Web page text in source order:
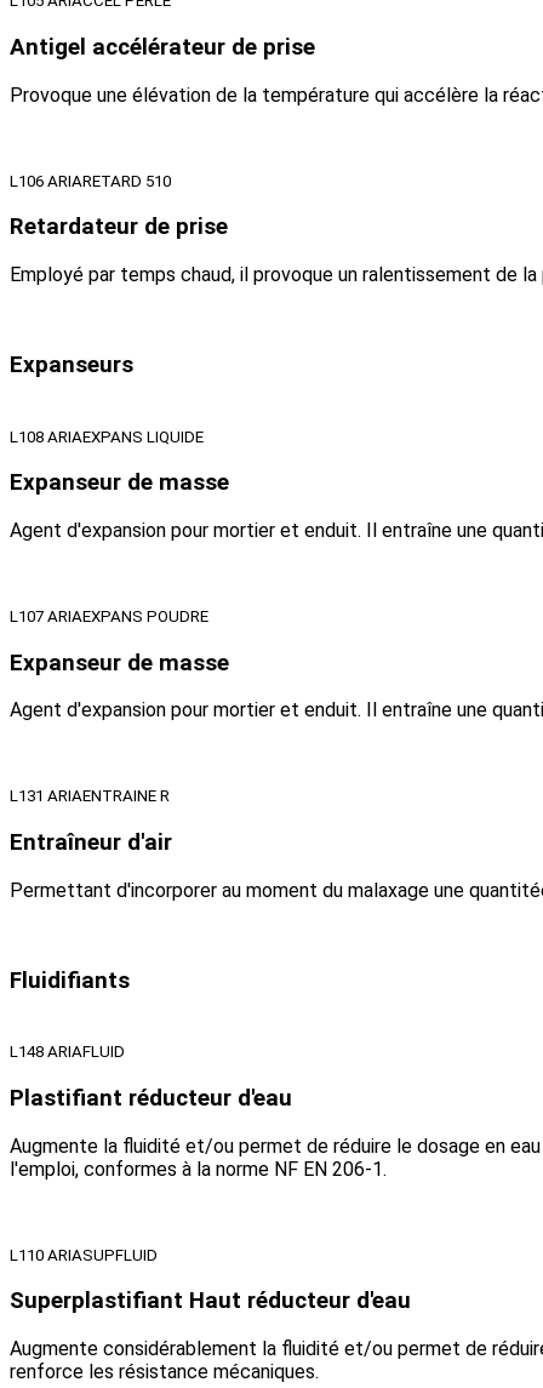
Antigel accélérateur de prise
Provoque une élévation de la température qui accélère la
L106 ARIARETARD 510
Retardateur de prise
Employé par temps chaud, il provoque un ralentissement de
Expanseurs
L108 ARIAEXPANS LIQUIDE
Expanseur de masse
Agent d'expansion pour mortier et enduit. Il entraîne une
L107 ARIAEXPANS POUDRE
Expanseur de masse
Agent d'expansion pour mortier et enduit. Il entraîne une
L131 ARIAENTRAINE R
Entraîneur d'air
Permettant d'incorporer au moment du malaxage une
Fluidifiants
L148 ARIAFLUID
Plastifiant réducteur d'eau
Augmente la fluidité et/ou permet de réduire le dosage en
l'emploi, conformes à la norme NF EN 206-1.
L110 ARIASUPFLUID
Superplastifiant Haut réducteur d'eau
Augmente considérablement la fluidité et/ou permet de
renforce les résistance mécaniques.